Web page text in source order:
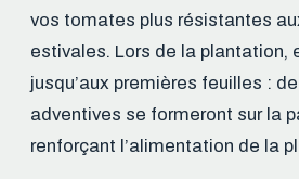
vos tomates plus résistantes
estivales. Lors de la plantation,
jusqu’aux premières feuilles :
adventives se formeront sur la
renforçant l’alimentation de la